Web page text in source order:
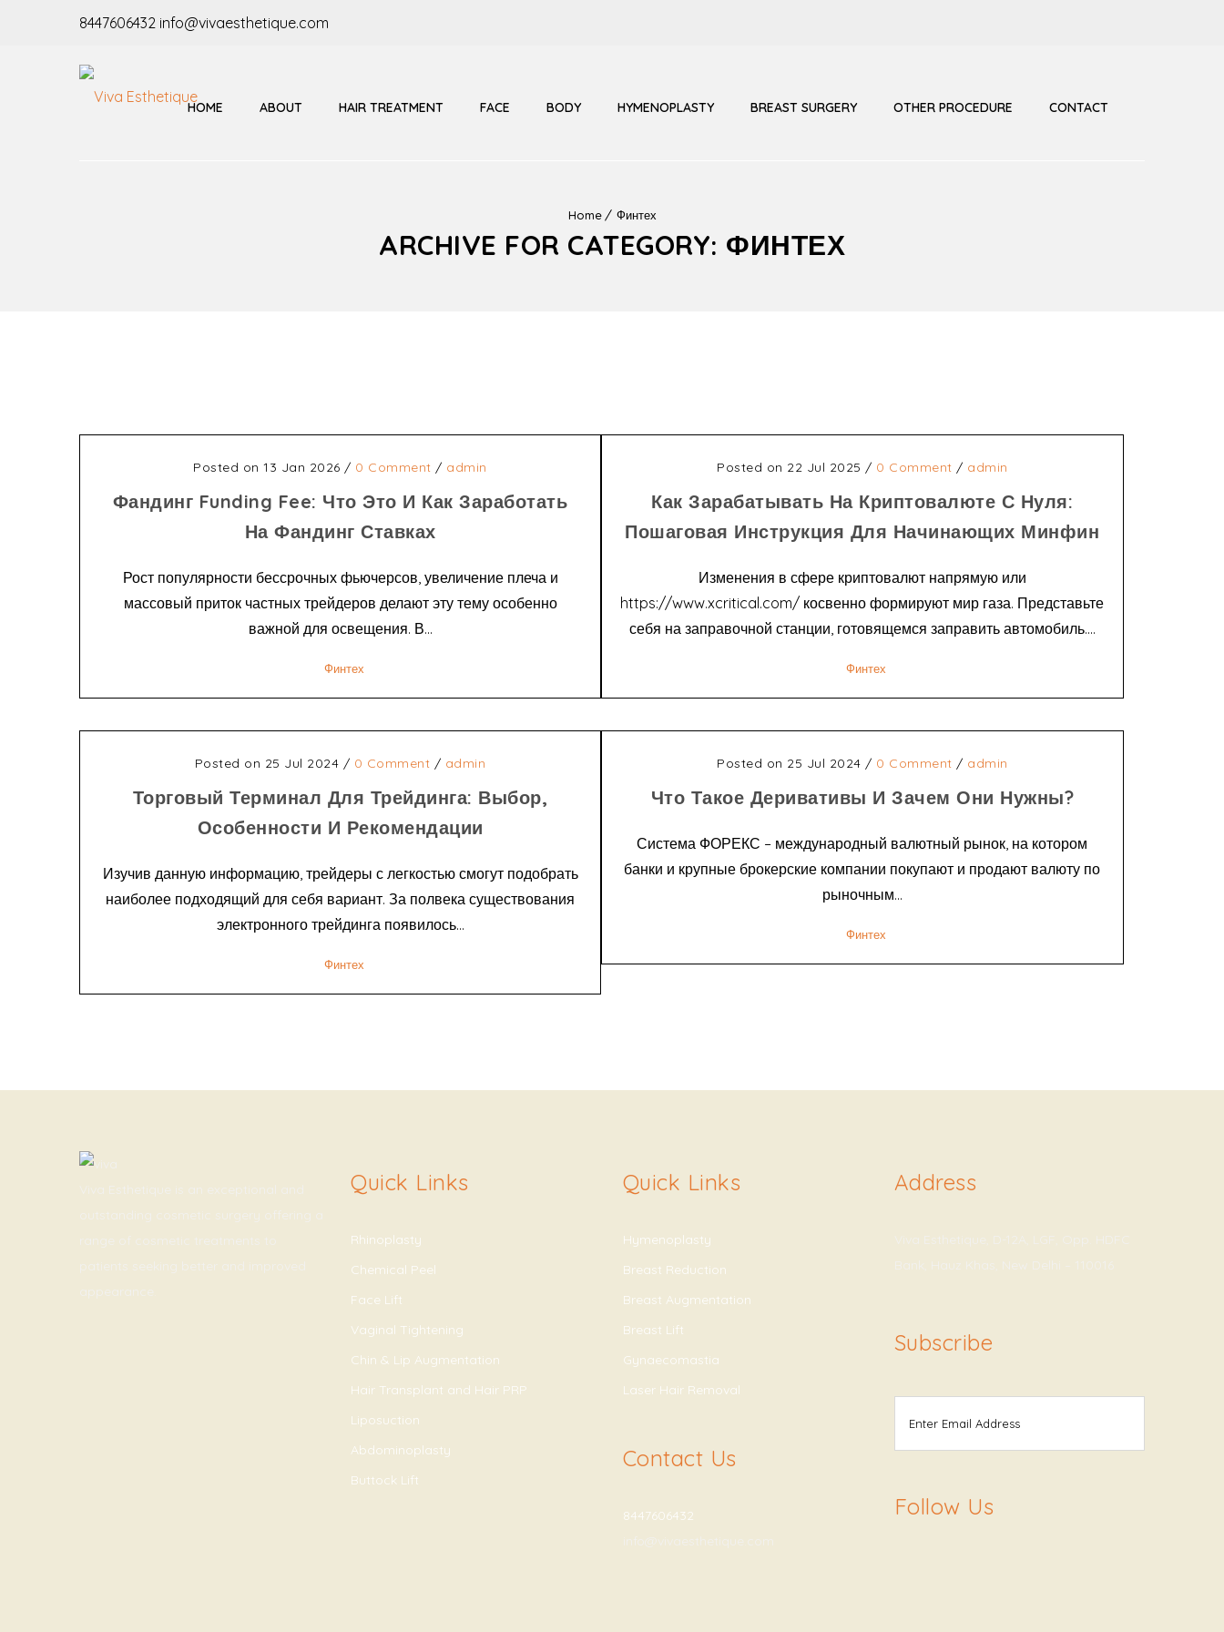
8447606432 info@vivaesthetique.com
HOME ABOUT HAIR TREATMENT FACE BODY HYMENOPLASTY BREAST SURGERY OTHER PROCEDURE CONTACT
Home Финтех
ARCHIVE FOR CATEGORY: ФИНТЕХ
Posted on 13 Jan 2026 / 0 Comment / admin
Фандинг Funding Fee: Что Это И Как Заработать
На Фандинг Ставках
Рост популярности бессрочных фьючерсов, увеличение плеча и
массовый приток частных трейдеров делают эту тему особенно
важной для освещения. В...
Финтех
Posted on 22 Jul 2025 / 0 Comment / admin
Как Зарабатывать На Криптовалюте С Нуля:
Пошаговая Инструкция Для Начинающих Минфин
Изменения в сфере криптовалют напрямую или
https://www.xcritical.com/ косвенно формируют мир газа. Представьте
себя на заправочной станции, готовящемся заправить автомобиль....
Финтех
Posted on 25 Jul 2024 / 0 Comment / admin
Торговый Терминал Для Трейдинга: Выбор,
Особенности И Рекомендации
Изучив данную информацию, трейдеры с легкостью смогут подобрать
наиболее подходящий для себя вариант. За полвека существования
электронного трейдинга появилось...
Финтех
Posted on 25 Jul 2024 / 0 Comment / admin
Что Такое Деривативы И Зачем Они Нужны?
Система ФОРЕКС – международный валютный рынок, на котором
банки и крупные брокерские компании покупают и продают валюту по
рыночным...
Финтех
Viva Esthetique is an exceptional and
outstanding cosmetic surgery offering a
range of cosmetic treatments to
patients seeking better and improved
appearance.
Quick Links
Rhinoplasty
Chemical Peel
Face Lift
Vaginal Tightening
Chin & Lip Augmentation
Hair Transplant and Hair PRP
Liposuction
Abdominoplasty
Buttock Lift
Quick Links
Hymenoplasty
Breast Reduction
Breast Augmentation
Breast Lift
Gynaecomastia
Laser Hair Removal
Contact Us
8447606432
info@vivaesthetique.com
Address
Viva Esthetique, D-12A, LGF, Opp. HDFC
Bank, Hauz Khas, New Delhi – 110016
Subscribe
Follow Us